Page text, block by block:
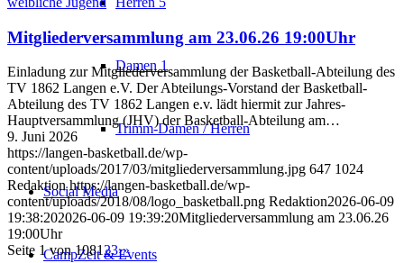
Damen 1
Trimm-Damen / Herren
Social Media
CampZeit & Events
Mitgliederversammlung am 23.06.26 19:00Uhr
Einladung zur Mitgliederversammlung der Basketball-Abteilung des
TV 1862 Langen e.V. Der Abteilungs-Vorstand der Basketball-
Abteilung des TV 1862 Langen e.v. lädt hiermit zur Jahres-
Hauptversammlung (JHV) der Basketball-Abteilung am…
9. Juni 2026
https://langen-basketball.de/wp-
content/uploads/2017/03/mitgliederversammlung.jpg 647 1024
Redaktion https://langen-basketball.de/wp-
content/uploads/2018/08/logo_basketball.png Redaktion2026-06-09
19:38:202026-06-09 19:39:20Mitgliederversammlung am 23.06.26
19:00Uhr
Seite 1 von 1081 23›»